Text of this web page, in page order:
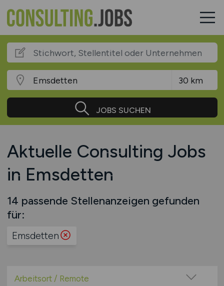
JOBS SUCHEN
Aktuelle Consulting Jobs
in Emsdetten
14 passende Stellenanzeigen gefunden
für:
Emsdetten
Arbeitsort / Remote